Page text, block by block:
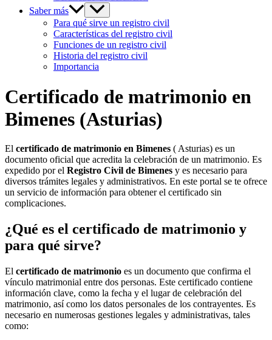
Saber más
Para qué sirve un registro civil
Características del registro civil
Funciones de un registro civil
Historia del registro civil
Importancia
Certificado de matrimonio en
Bimenes (Asturias)
El certificado de matrimonio en Bimenes ( Asturias) es un
documento oficial que acredita la celebración de un matrimonio. Es
expedido por el Registro Civil de Bimenes y es necesario para
diversos trámites legales y administrativos. En este portal se te ofrece
un servicio de información para obtener el certificado sin
complicaciones.
¿Qué es el certificado de matrimonio y
para qué sirve?
El certificado de matrimonio es un documento que confirma el
vínculo matrimonial entre dos personas. Este certificado contiene
información clave, como la fecha y el lugar de celebración del
matrimonio, así como los datos personales de los contrayentes. Es
necesario en numerosas gestiones legales y administrativas, tales
como: